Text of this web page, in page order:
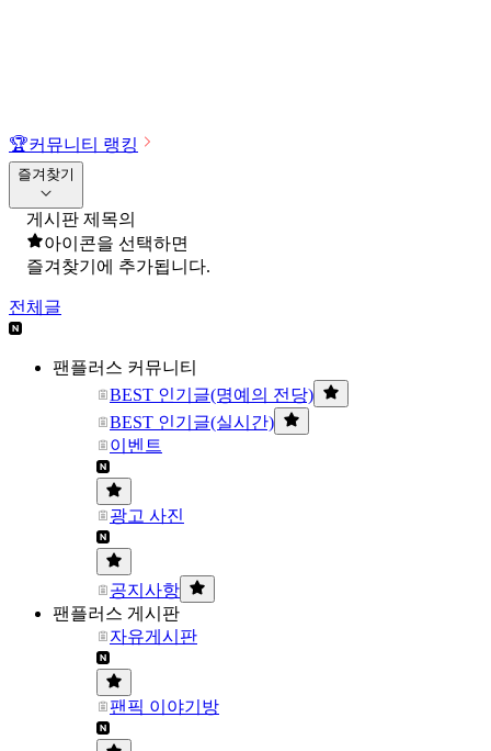
🏆커뮤니티 랭킹
즐겨찾기
게시판 제목의
아이콘을 선택하면
즐겨찾기에 추가됩니다.
전체글
팬플러스 커뮤니티
BEST 인기글(명예의 전당)
BEST 인기글(실시간)
이벤트
광고 사진
공지사항
팬플러스 게시판
자유게시판
팬픽 이야기방